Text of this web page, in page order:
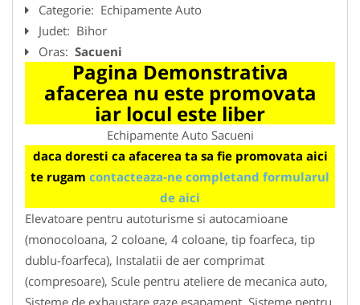
Categorie: Echipamente Auto
Judet: Bihor
Oras: Sacueni
Pagina Demonstrativa
afacerea nu este promovata
iar locul este liber
Echipamente Auto Sacueni
daca doresti ca afacerea ta sa fie promovata aici
te rugam contacteaza-ne completand formularul
de aici
Elevatoare pentru autoturisme si autocamioane
(monocoloana, 2 coloane, 4 coloane, tip foarfeca, tip
dublu-foarfeca), Instalatii de aer comprimat
(compresoare), Scule pentru ateliere de mecanica auto,
Sisteme de exhaustare gaze esapament, Sisteme pentru